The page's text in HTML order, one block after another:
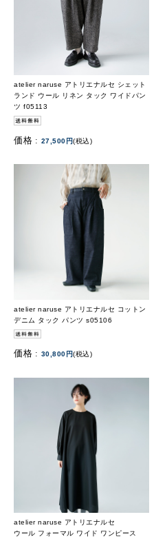
atelier naruse アトリエナルセ シェット
ランド ウール リネン タック ワイドパン
ツ f05113
価格 : 27,500円(税込)
atelier naruse アトリエナルセ コットン
デニム タック パンツ s05106
価格 : 30,800円(税込)
atelier naruse アトリエナルセ
ウール フォーマル ワイド ワンピース